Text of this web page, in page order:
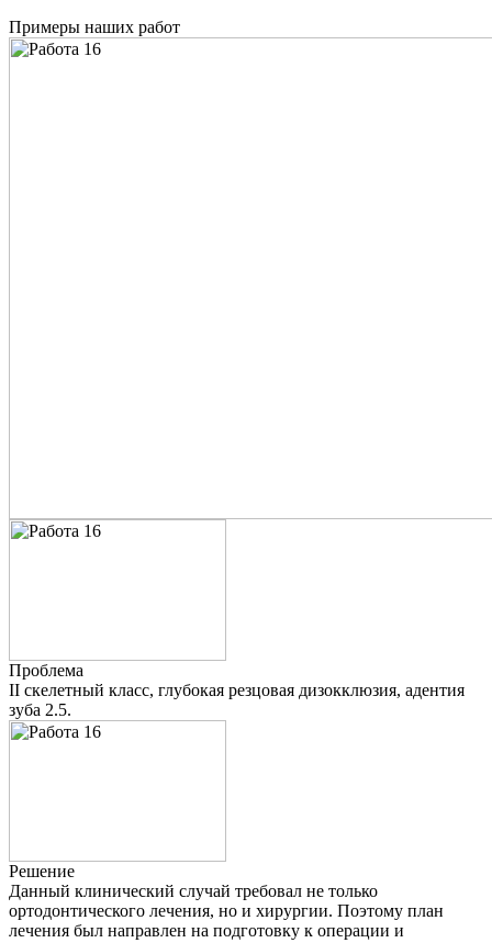
Примеры наших работ
Проблема
II скелетный класс, глубокая резцовая дизокклюзия, адентия
зуба 2.5.
Решение
Данный клинический случай требовал не только
ортодонтического лечения, но и хирургии. Поэтому план
лечения был направлен на подготовку к операции и